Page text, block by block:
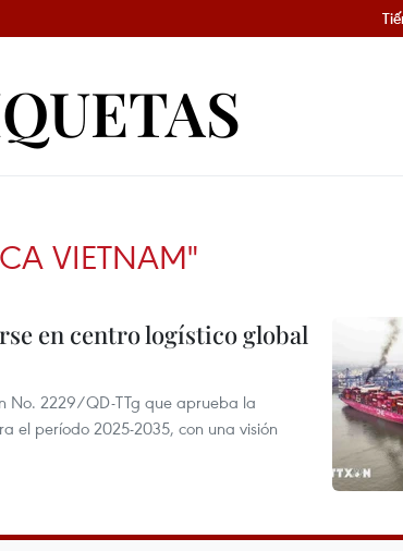
VIETNAM"
en centro logístico global
No. 2229/QD-TTg que aprueba la
el período 2025-2035, con una visión